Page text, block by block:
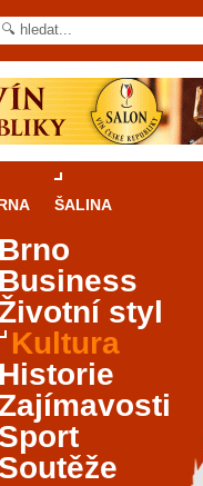
ŠALINA
Brno
Business
styl
Kultura
Historie
Sport
Soutěže